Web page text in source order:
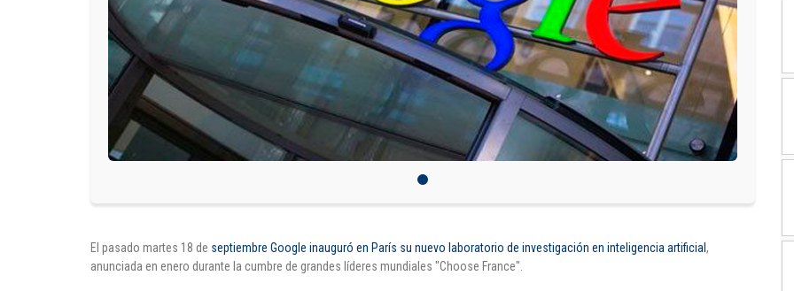
El pasado martes 18 de septiembre Google inauguró en París su nuevo laboratorio de investigación en inteligencia artificial ,
anunciada en enero durante la cumbre de grandes líderes mundiales "Choose France".